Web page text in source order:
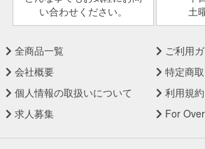
い合わせください。
土
全商品一覧
ご利用
会社概要
特定商
個人情報の取扱いについて
利用規約
求人募集
For